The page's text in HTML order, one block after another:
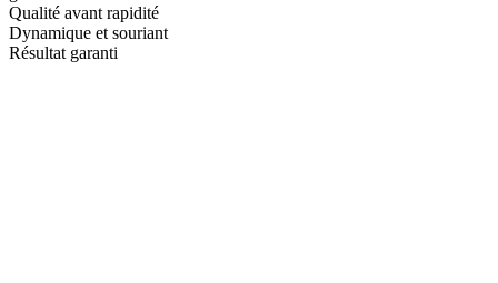
Qualité avant rapidité
Dynamique et souriant
Résultat garanti